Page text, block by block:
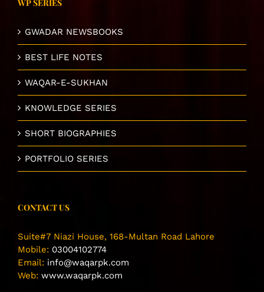
WP SERIES
GWADAR NEWSBOOKS
BEST LIFE NOTES
WAQAR-E-SUKHAN
KNOWLEDGE SERIES
SHORT BIOGRAPHIES
PORTFOLIO SERIES
CONTACT US
Suite#7 Niazi House, 168-Multan Road Lahore
Mobile: 03004102774
Email: info@waqarpk.com
Web: www.waqarpk.com